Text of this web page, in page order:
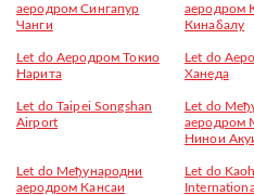
аеродром Сингапур
Чанги
аеродром
Кинабалу
Let do Аеродром Токио
Нарита
Let do
Ханеда
Let do Taipei Songshan
Airport
Let do
аеродром
Нинои
Let do Међународни
аеродром Кансаи
Let do